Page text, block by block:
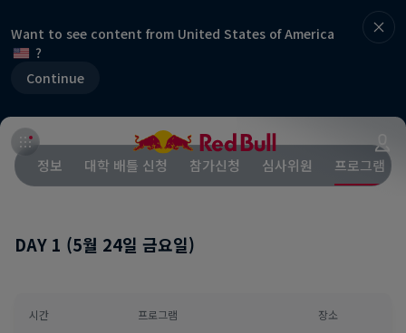
Want to see content from United States of America
?
Continue
정보 대학 배틀 신청 참가신청 심사위원 프로그램
DAY 1 (5월 24일 금요일)
시간 프로그램 장소